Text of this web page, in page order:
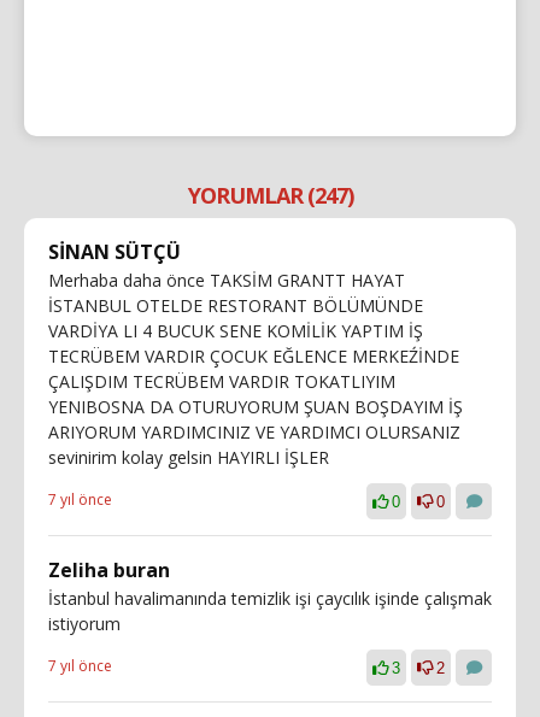
YORUMLAR (247)
SİNAN SÜTÇÜ
Merhaba daha önce TAKSİM GRANTT HAYAT
İSTANBUL OTELDE RESTORANT BÖLÜMÜNDE
VARDİYA LI 4 BUCUK SENE KOMİLİK YAPTIM İŞ
TECRÜBEM VARDIR ÇOCUK EĞLENCE MERKEŹİNDE
ÇALIŞDIM TECRÜBEM VARDIR TOKATLIYIM
YENIBOSNA DA OTURUYORUM ŞUAN BOŞDAYIM İŞ
ARIYORUM YARDIMCINIZ VE YARDIMCI OLURSANIZ
sevinirim kolay gelsin HAYIRLI İŞLER
7 yıl önce 0 0
Zeliha buran
İstanbul havalimanında temizlik işi çaycılık işinde çalışmak
istiyorum
7 yıl önce 3 2